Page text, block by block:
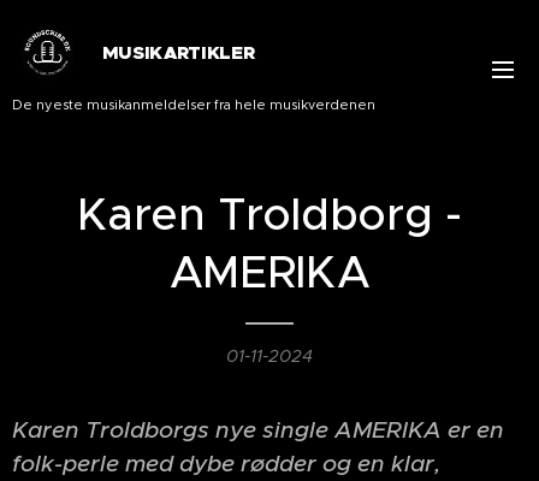
MUSIKARTIKLER
De nyeste musikanmeldelser fra hele musikverdenen
Karen Troldborg -
AMERIKA
01-11-2024
Karen Troldborgs nye single AMERIKA er en
folk-perle med dybe rødder og en klar,